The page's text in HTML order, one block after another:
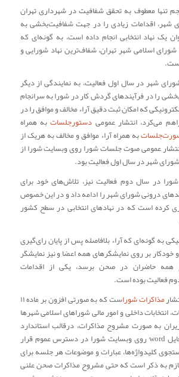
تنها معطوف به تحقق شفافیت در شهرداری تهران
شهر، اقدامات زیادی را در جهت شفافیت‌بخشی به
یک نهاد انتخابی انجام داده است، به گونه‌ای که
اسلامی شهر تهران، شفاف‌ترین نهاد شورایی و
شهر در سال اول فعالیت، به نمایندگی از دیگر
را در فرآیندهای گردش کار در شورا به سرانجام
که امکان ثبت دقیق آراء مخالف و موافق را در
می‌کرد، انتشار عمومی دستورجلساتبه همراه
به همراه آراء موافق و مخالف به هریک از
عمومی صوت جلسات شورا روی وبسایت شورا از
شهر در سال اول فعالیت بود.
در سال دوم فعالیت نیز، تلاش‌های خود برای
درونی شورای شهر را ادامه داد و در این خصوص
کرده است که در نهادهای انتخابی در سطح کشور
به گونه‌ای که آراء بلافاصله پس از پایان رای‌گیری
بر روی نمایشگرهای همه اعضا و نیز نمایشگر
حاضران در صحن برسد، یکی از اقدامات
فعالیت بوده است.
مذاکرات شورا
ست که به صورتی افزون بر ماده ۱۱
انتخابات داخلی و امور مالی شوراهای اسلامی شهرها
هیئت وزیران به صورت مشروح مذاکرات، درقالب استاندارد
تهیه شده و در شکل فایل word روی وبسایت شورا در دسترس عموم قرار
کلیدواژه‌ها، عبارات و موضوعات هر جلسه برای
به ذکر است که حتی مشروح مذاکرات صحن علنی